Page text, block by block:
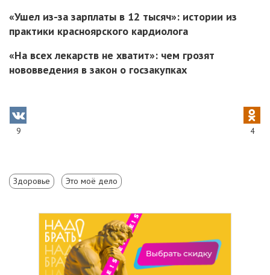
«Ушел из-за зарплаты в 12 тысяч»: истории из
практики красноярского кардиолога
«На всех лекарств не хватит»: чем грозят
нововведения в закон о госзакупках
9 4
Здоровье Это моё дело